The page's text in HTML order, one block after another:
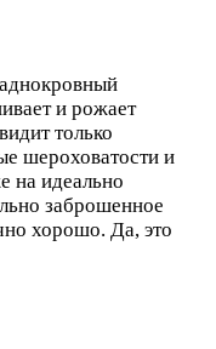
и рожает
только
шероховатости и
на идеально
заброшенное
хорошо. Да, это